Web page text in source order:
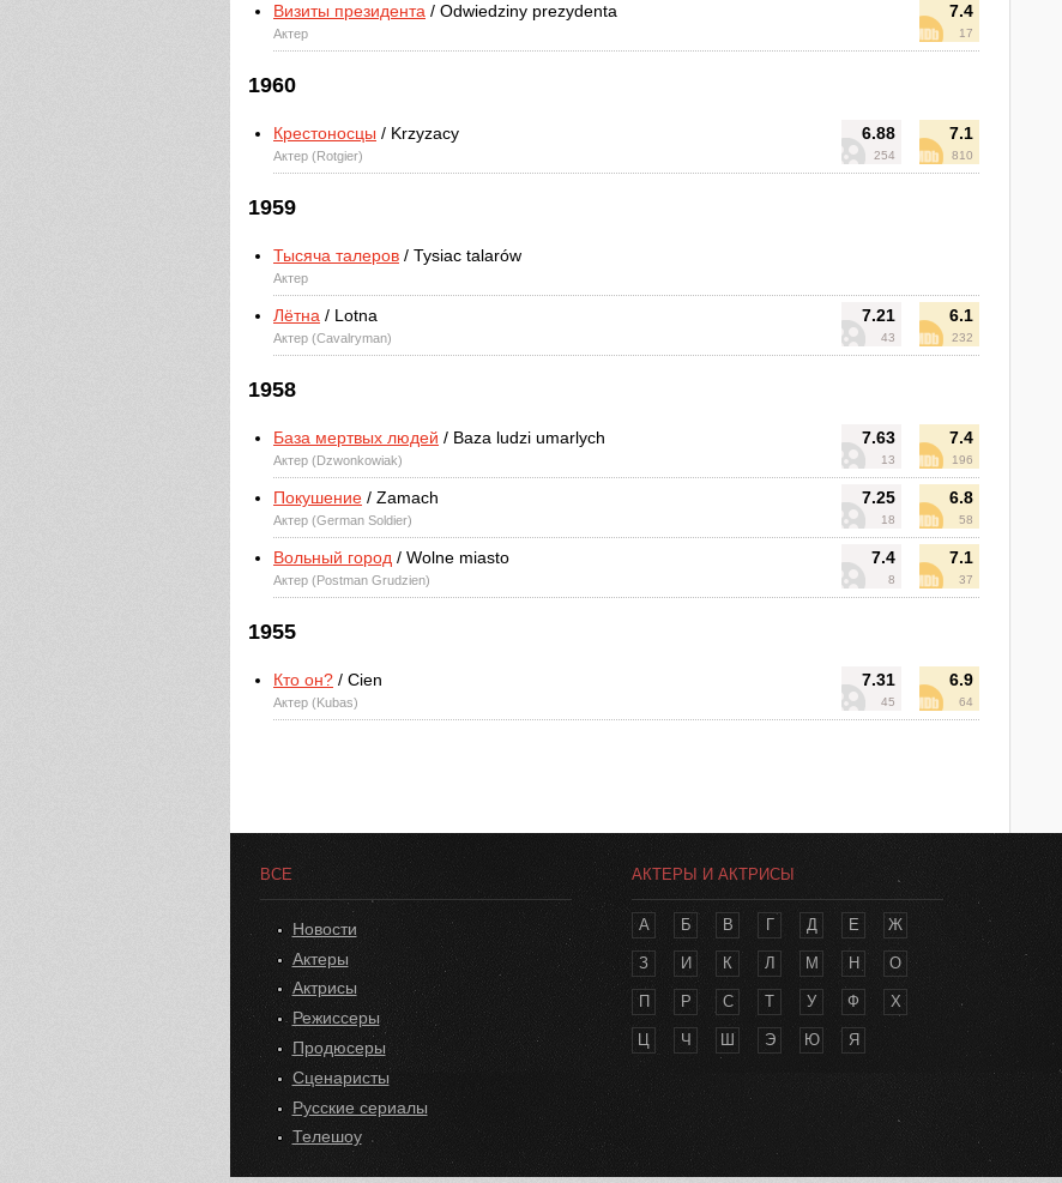
7.4
17
Визиты президента / Odwiedziny prezydenta
Актер
1960
6.88
254
7.1
810
Крестоносцы / Krzyzacy
Актер (Rotgier)
1959
Тысяча талеров / Tysiac talarów
Актер
7.21
43
6.1
232
Лётна / Lotna
Актер (Cavalryman)
1958
7.63
13
7.4
196
База мертвых людей / Baza ludzi umarlych
Актер (Dzwonkowiak)
7.25
18
6.8
58
Покушение / Zamach
Актер (German Soldier)
7.4
8
7.1
37
Вольный город / Wolne miasto
Актер (Postman Grudzien)
1955
7.31
45
6.9
64
Кто он? / Cien
Актер (Kubas)
ВСЕ
Новости
Актеры
Актрисы
Режиссеры
Продюсеры
Сценаристы
Русские сериалы
Телешоу
АКТЕРЫ И АКТРИСЫ
А Б В Г Д Е Ж
З И К Л М Н О
П Р С Т У Ф Х
Ц Ч Ш Э Ю Я